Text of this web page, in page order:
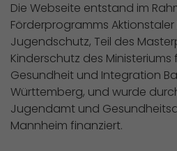
Die Webseite entstand im
Förderprogramms Aktionstaler
Jugendschutz, Teil des
Kinderschutz des Ministeriums
Gesundheit und Integration
Württemberg, und wurde
Jugendamt und
Mannheim finanziert.